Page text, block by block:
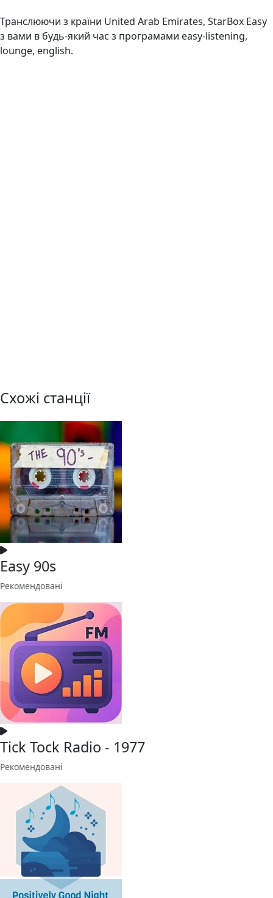
Транслюючи з країни United Arab Emirates, StarBox Easy
з вами в будь-який час з програмами easy-listening,
lounge, english.
Схожі станції
Easy 90s
Рекомендовані
Tick Tock Radio - 1977
Рекомендовані